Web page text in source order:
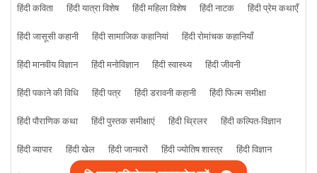
हिंदी कविता
हिंदी यात्रा विशेष हिंदी महिला विशेष हिंदी नाटक
हिंदी प्रेम कथाएँ
हिंदी जासूसी कहानी
हिंदी सामाजिक कहानियां
हिंदी रोमांचक कहानियाँ
हिंदी मानवीय विज्ञान
हिंदी मनोविज्ञान हिंदी स्वास्थ्य
हिंदी जीवनी
हिंदी पकाने की विधि
हिंदी पत्र हिंदी डरावनी कहानी
हिंदी फिल्म समीक्षा
हिंदी पौराणिक कथा
हिंदी पुस्तक समीक्षाएं हिंदी थ्रिलर
हिंदी कल्पित-विज्ञान
हिंदी व्यापार
हिंदी खेल हिंदी जानवरों हिंदी ज्योतिष शास्त्र
हिंदी विज्ञान